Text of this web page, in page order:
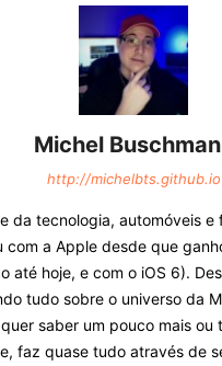
Michel
http://michelbts.github.io
da tecnologia, automóveis e
com a Apple desde que
até hoje, e com o iOS 6).
tudo sobre o universo da
saber um pouco mais ou
faz quase tudo através de